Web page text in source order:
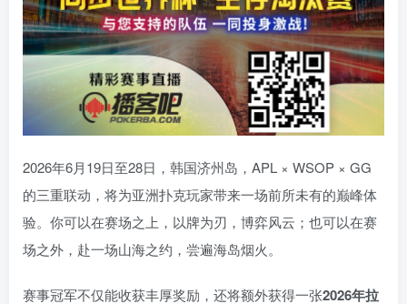
2026年6月19日至28日，韩国济州岛，APL × WSOP × GG
的三重联动，将为亚洲扑克玩家带来一场前所未有的巅峰体
验。 你可以在赛场之上，以牌为刃，博弈风云；也可以在赛
场之外，赴一场山海之约，尝遍海岛烟火。
赛事冠军不仅能收获丰厚奖励，还将额外获得一张2026年拉